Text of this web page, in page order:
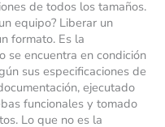
de todos los tamaños.
equipo? Liberar un
formato. Es la
se encuentra en condición
sus especificaciones de
ejecutado
funcionales y tomado
Lo que no es la